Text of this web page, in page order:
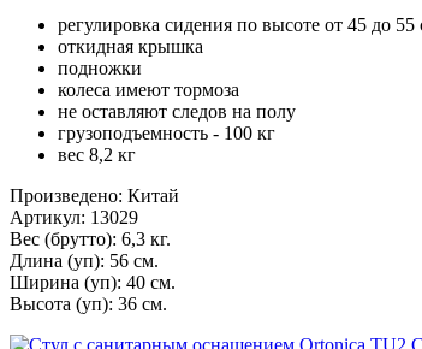
регулировка сидения по высоте от 45 до 55
откидная крышка
подножки
колеса имеют тормоза
не оставляют следов на полу
грузоподъемность - 100 кг
вес 8,2 кг
Произведено: Китай
Артикул: 13029
Вес (брутто): 6,3 кг.
Длина (уп): 56 см.
Ширина (уп): 40 см.
Высота (уп): 36 см.